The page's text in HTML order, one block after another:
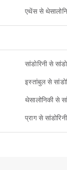
एथेंस से
सांडोरिनी से
इस्तांबुल से
थेसालोनिकी से
प्राग से